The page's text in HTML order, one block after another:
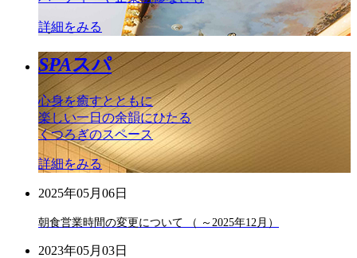
詳細をみる
SPAスパ
心身を癒すとともに
楽しい一日の余韻にひたる
くつろぎのスペース
詳細をみる
2025年05月06日
朝食営業時間の変更について （ ～2025年12月）
2023年05月03日